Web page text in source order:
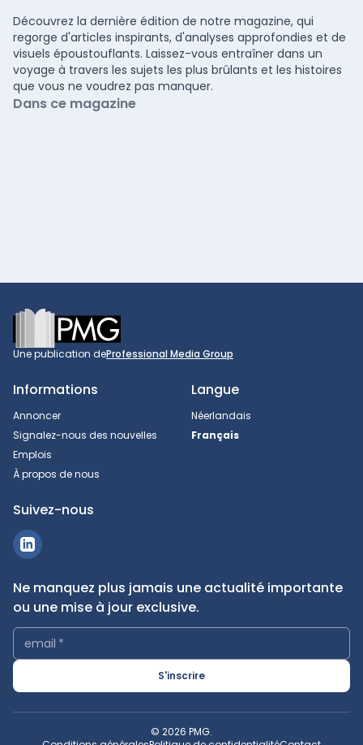
Découvrez la dernière édition de notre magazine, qui
regorge d'articles inspirants, d'analyses approfondies et de
visuels époustouflants. Laissez-vous entraîner dans un
voyage à travers les sujets les plus brûlants et les histoires
que vous ne voudrez pas manquer.
Dans ce magazine
Footer
Une publication deProfessional Media Group
Informations
Annoncer
Signalez-nous des nouvelles
Emplois
À propos de nous
Langue
Néerlandais
Français
Suivez-nous
Ne manquez plus jamais une actualité importante
ou une mise à jour exclusive.
email *
S'inscrire
© 2026 PMG.